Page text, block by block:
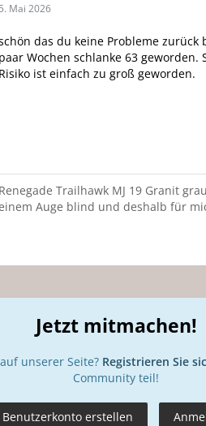
5. Mai 2026
das du keine Probleme
paar Wochen schlanke 63
Risiko ist einfach zu groß geworden.
Renegade Trailhawk MJ 19 Granit
Auge blind und deshalb für
Jetzt mitmachen!
unserer Seite? Registrieren Sie
Community teil!
Benutzerkonto erstellen